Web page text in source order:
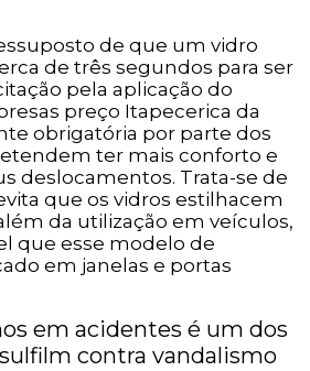
de que um vidro
de três segundos para ser
pela aplicação do
preço Itapecerica da
obrigatória por parte dos
ter mais conforto e
deslocamentos. Trata-se de
que os vidros estilhacem
da utilização em veículos,
que esse modelo de
em janelas e portas
em acidentes é um dos
contra vandalismo